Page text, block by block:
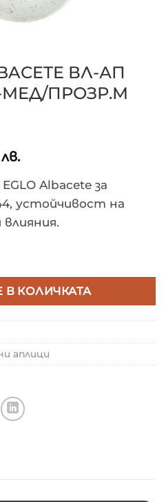
ВЛ-АП
МЕД/ПРОЗР.М
лв.
Albacete за
устойчивост на
КОЛИЧКАТА
аплици